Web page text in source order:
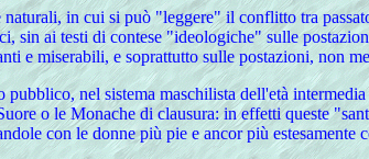
in cui si può "leggere" il conflitto tra
sin ai testi di contese "ideologiche" sulle
e miserabili, e soprattutto sulle postazioni, non
nel sistema maschilista dell'età
o le Monache di clausura: in effetti queste
con le donne più pie e ancor più